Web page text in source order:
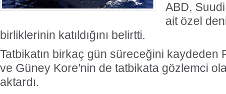
ABD,
ait özel
birliklerinin katıldığını belirtti.
Tatbikatın birkaç gün süreceğini kaydeden
ve Güney Kore'nin de tatbikata gözlemci
aktardı.